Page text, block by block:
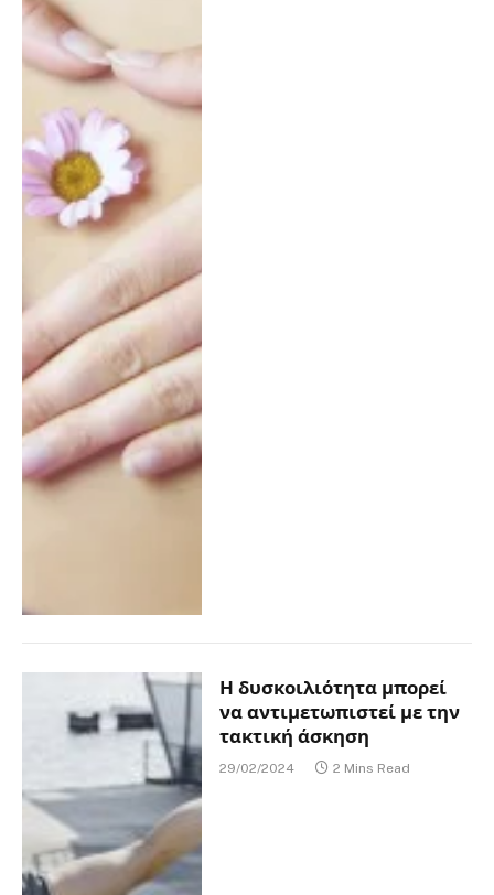
Η δυσκοιλιότητα μπορεί
να αντιμετωπιστεί με την
τακτική άσκηση
29/02/2024 2 Mins Read